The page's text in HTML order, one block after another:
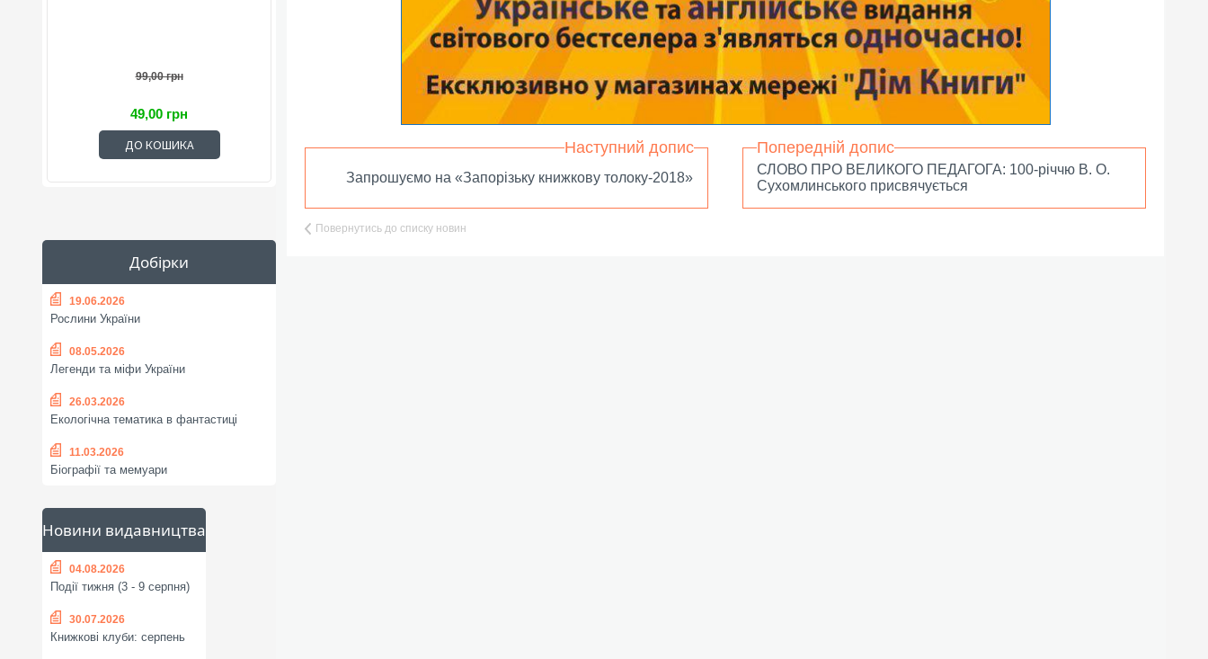
99,00 грн
49,00 грн
ДО КОШИКА
Добірки
19.06.2026
Рослини України
08.05.2026
Легенди та міфи України
26.03.2026
Екологічна тематика в фантастиці
11.03.2026
Біографії та мемуари
Новини видавництва
04.08.2026
Події тижня (3 - 9 серпня)
30.07.2026
Книжкові клуби: серпень
Наступний допис
Запрошуємо на «Запорізьку книжкову толоку-2018»
Попередній допис
СЛОВО ПРО ВЕЛИКОГО ПЕДАГОГА: 100-річчю В. О.
Сухомлинського присвячується
Повернутись до списку новин